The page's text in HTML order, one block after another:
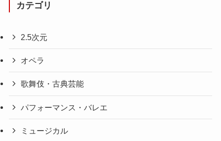
カテゴリ
2.5次元
オペラ
歌舞伎・古典芸能
パフォーマンス・バレエ
ミュージカル